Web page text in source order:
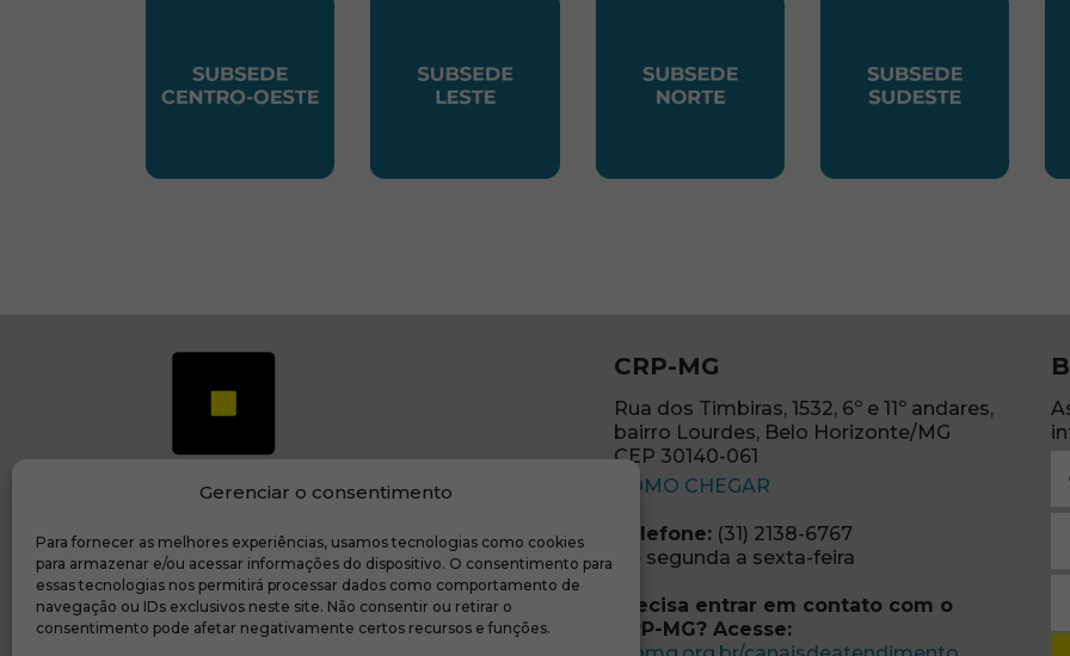
Gerenciar o consentimento
Para fornecer as melhores experiências, usamos tecnologias como cookies
para armazenar e/ou acessar informações do dispositivo. O consentimento para
essas tecnologias nos permitirá processar dados como comportamento de
navegação ou IDs exclusivos neste site. Não consentir ou retirar o
consentimento pode afetar negativamente certos recursos e funções.
Transparência e prestação de contas(abre em nova janela)
CRP-MG
Rua dos Timbiras, 1532, 6º e 11º andares,
bairro Lourdes, Belo Horizonte/MG
CEP 30140-061
COMO CHEGAR(abre em nova janela)
Telefone:(31) 2138-6767
De segunda a sexta-feira
Precisa entrar em contato com o
CRP-MG? Acesse:
(abre em